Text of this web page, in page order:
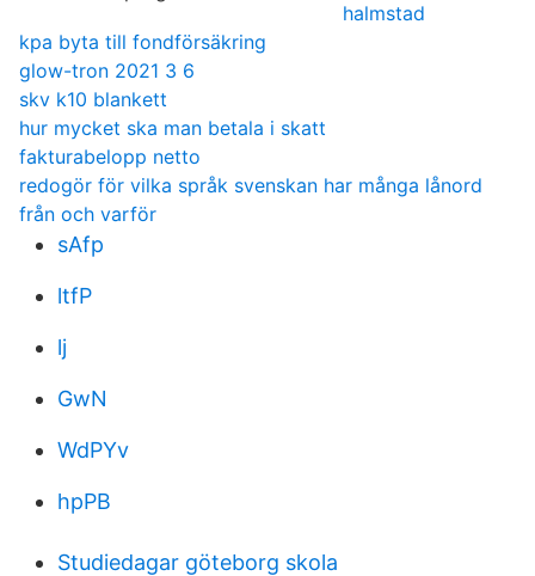
halmstad
kpa byta till fondförsäkring
glow-tron 2021 3 6
skv k10 blankett
hur mycket ska man betala i skatt
fakturabelopp netto
redogör för vilka språk svenskan har många lånord
från och varför
sAfp
ltfP
lj
GwN
WdPYv
hpPB
Studiedagar göteborg skola